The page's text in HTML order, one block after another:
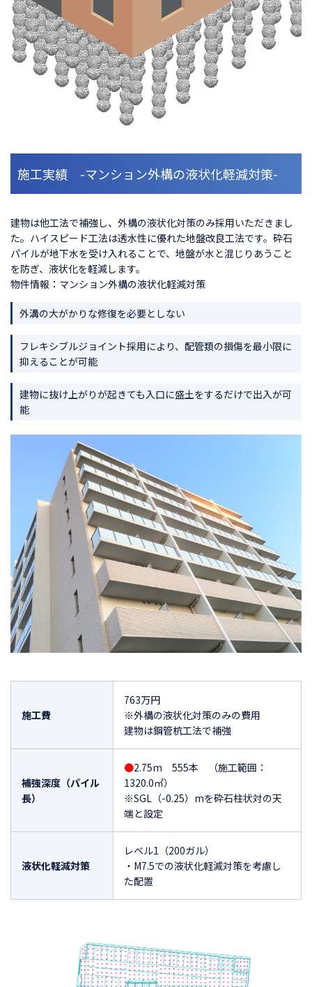
施工実績 -マンション外構の液状化軽減対策-
建物は他工法で補強し、外構の液状化対策のみ採用いただきまし
た。ハイスピード工法は透水性に優れた地盤改良工法です。砕石
パイルが地下水を受け入れることで、地盤が水と混じりあうこと
を防ぎ、液状化を軽減します。
物件情報：マンション外構の液状化軽減対策
外溝の大がかりな修復を必要としない
フレキシブルジョイント採用により、配管類の損傷を最小限に
抑えることが可能
建物に抜け上がりが起きても入口に盛土をするだけで出入が可
能
施工費
763万円
※外構の液状化対策のみの費用
建物は鋼管杭工法で補強
補強深度（パイル
長）
●2.75m 555本 （施工範囲：
1320.0㎡）
※SGL（-0.25）mを砕石柱状対の天
端と設定
液状化軽減対策
レベル1（200ガル）
・M7.5での液状化軽減対策を考慮し
た配置